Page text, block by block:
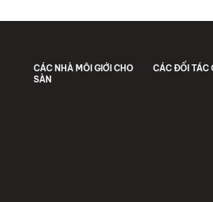
CÁC NHÀ MÔI GIỚI CHO
SÀN
CÁC ĐỐI TÁC